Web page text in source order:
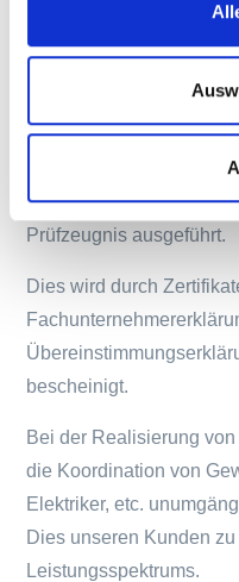
Streng
All unsere
Prüfzeugnis ausgeführt.
Dies wird durch
bescheinigt.
Bei der Realisierung
die Koordination von
Elektriker, etc.
Dies unseren Kunden
Leistungsspektrums.